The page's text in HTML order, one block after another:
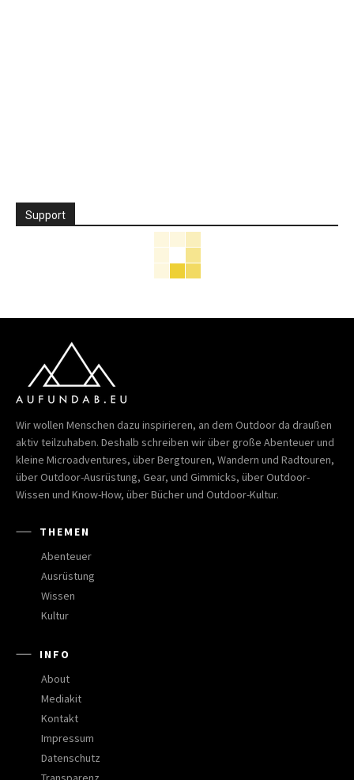
Support
Wir wollen Menschen dazu inspirieren, an dem Outdoor da draußen
aktiv teilzuhaben. Deshalb schreiben wir über große Abenteuer und
kleine Microadventures, über Bergtouren, Wandern und Radtouren,
über Outdoor-Ausrüstung, Gear, und Gimmicks, über Outdoor-
Wissen und Know-How, über Bücher und Outdoor-Kultur.
THEMEN
Abenteuer
Ausrüstung
Wissen
Kultur
INFO
About
Mediakit
Kontakt
Impressum
Datenschutz